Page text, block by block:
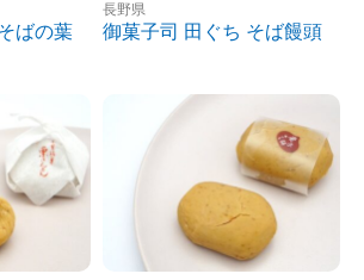
ばの葉
長野県
御菓子司 田ぐち そば饅頭